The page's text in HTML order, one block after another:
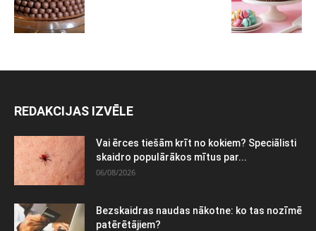
REDAKCIJAS IZVĒLE
Vai ērces tiešām krīt no kokiem? Speciālisti
skaidro populārākos mītus par...
06/08/2026
Bezskaidras naudas nākotne: ko tas nozīmē
patērētājiem?